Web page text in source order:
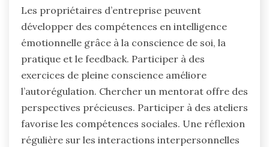
Les propriétaires d’entreprise peuvent
développer des compétences en intelligence
émotionnelle grâce à la conscience de soi, la
pratique et le feedback. Participer à des
exercices de pleine conscience améliore
l’autorégulation. Chercher un mentorat offre des
perspectives précieuses. Participer à des ateliers
favorise les compétences sociales. Une réflexion
régulière sur les interactions interpersonnelles